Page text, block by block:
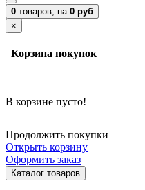
0 товаров, на 0 руб
×
Корзина покупок
В корзине пусто!
Продолжить покупки
Открыть корзину
Оформить заказ
Каталог товаров